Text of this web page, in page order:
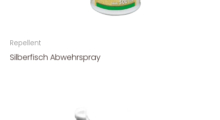
Repellent
Silberfisch Abwehrspray